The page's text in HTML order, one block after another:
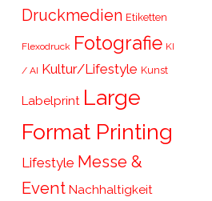
Druckmedien Etiketten
Flexodruck Fotografie KI
/ AI Kultur/Lifestyle Kunst
Labelprint Large
Format Printing
Lifestyle Messe &
Event Nachhaltigkeit